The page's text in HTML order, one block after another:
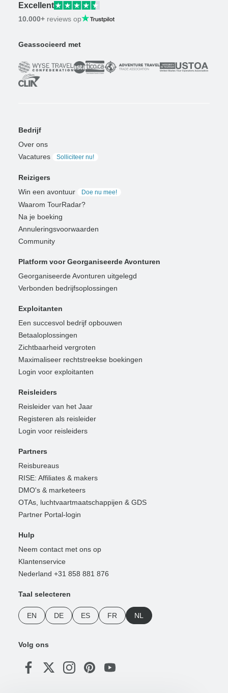
Excellent
10.000+ reviews op
Geassocieerd met
Bedrijf
Over ons
Vacatures
Solliciteer nu!
Reizigers
Win een avontuur
Doe nu mee!
Waarom TourRadar?
Na je boeking
Annuleringsvoorwaarden
Community
Platform voor Georganiseerde Avonturen
Georganiseerde Avonturen uitgelegd
Verbonden bedrijfsoplossingen
Exploitanten
Een succesvol bedrijf opbouwen
Betaaloplossingen
Zichtbaarheid vergroten
Maximaliseer rechtstreekse boekingen
Login voor exploitanten
Reisleiders
Reisleider van het Jaar
Registeren als reisleider
Login voor reisleiders
Partners
Reisbureaus
RISE: Affiliates & makers
DMO's & marketeers
OTAs, luchtvaartmaatschappijen & GDS
Partner Portal-login
Hulp
Neem contact met ons op
Klantenservice
Nederland +31 858 881 876
Taal selecteren
EN DE ES FR NL
Volg ons